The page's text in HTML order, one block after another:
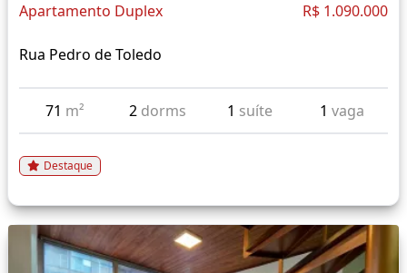
Apartamento Duplex R$ 1.090.000
Rua Pedro de Toledo
71 m² 2 dorms 1 suíte 1 vaga
Destaque